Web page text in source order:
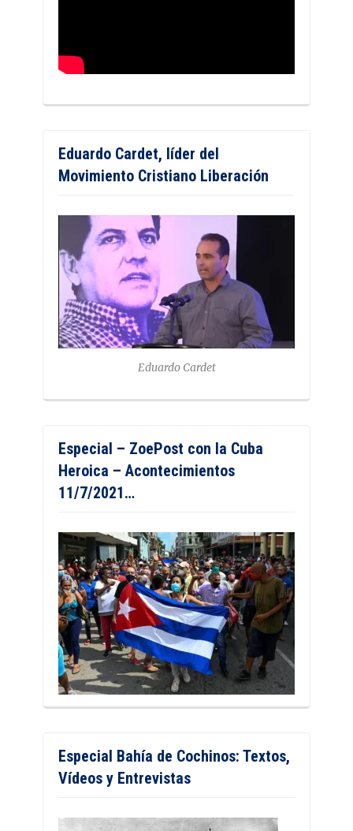
Eduardo Cardet, líder del
Movimiento Cristiano Liberación
Eduardo Cardet
Especial – ZoePost con la Cuba
Heroica – Acontecimientos
11/7/2021…
Especial Bahía de Cochinos: Textos,
Vídeos y Entrevistas